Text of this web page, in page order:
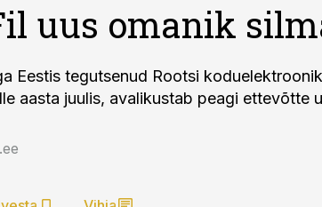
uus omanik
Eestis tegutsenud Rootsi
aasta juulis, avalikustab peagi ettevõtte